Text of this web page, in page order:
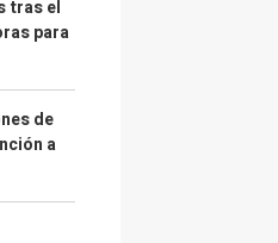
tras el
para
de
a